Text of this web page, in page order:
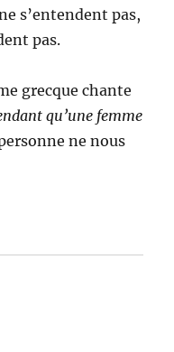
s’entendent pas,
pas.
grecque chante
qu’une femme
ne nous